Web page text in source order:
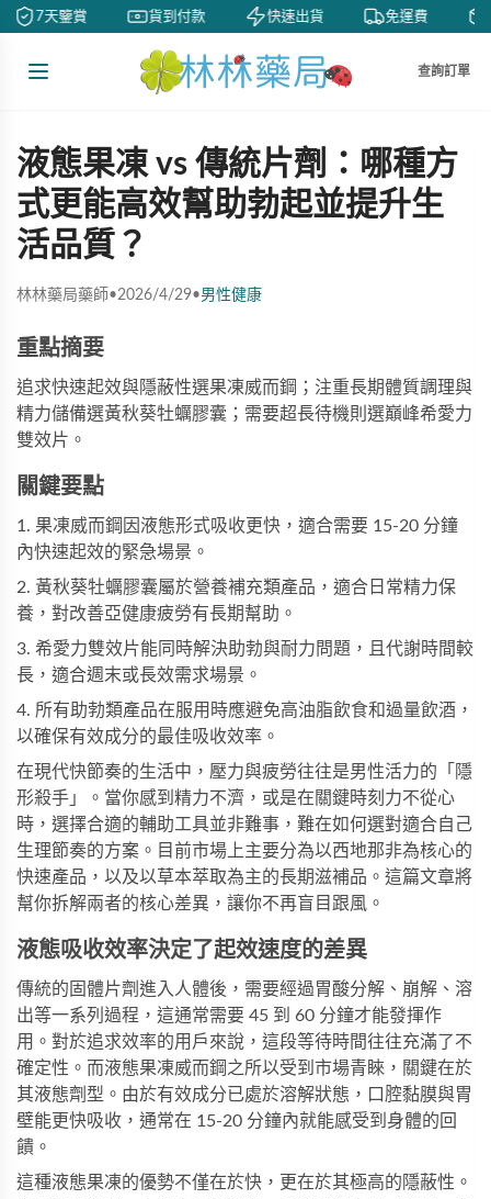
7天鑒賞 貨到付款 快速出貨 免運費
查詢訂單
液態果凍 vs 傳統片劑：哪種方
式更能高效幫助勃起並提升生
活品質？
林林藥局藥師•2026/4/29•男性健康
重點摘要
追求快速起效與隱蔽性選果凍威而鋼；注重長期體質調理與
精力儲備選黃秋葵牡蠣膠囊；需要超長待機則選巔峰希愛力
雙效片。
關鍵要點
1. 果凍威而鋼因液態形式吸收更快，適合需要 15-20 分鐘
內快速起效的緊急場景。
2. 黃秋葵牡蠣膠囊屬於營養補充類產品，適合日常精力保
養，對改善亞健康疲勞有長期幫助。
3. 希愛力雙效片能同時解決助勃與耐力問題，且代謝時間較
長，適合週末或長效需求場景。
4. 所有助勃類產品在服用時應避免高油脂飲食和過量飲酒，
以確保有效成分的最佳吸收效率。
在現代快節奏的生活中，壓力與疲勞往往是男性活力的「隱
形殺手」。當你感到精力不濟，或是在關鍵時刻力不從心
時，選擇合適的輔助工具並非難事，難在如何選對適合自己
生理節奏的方案。目前市場上主要分為以西地那非為核心的
快速產品，以及以草本萃取為主的長期滋補品。這篇文章將
幫你拆解兩者的核心差異，讓你不再盲目跟風。
液態吸收效率決定了起效速度的差異
傳統的固體片劑進入人體後，需要經過胃酸分解、崩解、溶
出等一系列過程，這通常需要 45 到 60 分鐘才能發揮作
用。對於追求效率的用戶來說，這段等待時間往往充滿了不
確定性。而液態果凍威而鋼之所以受到市場青睞，關鍵在於
其液態劑型。由於有效成分已處於溶解狀態，口腔黏膜與胃
壁能更快吸收，通常在 15-20 分鐘內就能感受到身體的回
饋。
這種液態果凍的優勢不僅在於快，更在於其極高的隱蔽性。